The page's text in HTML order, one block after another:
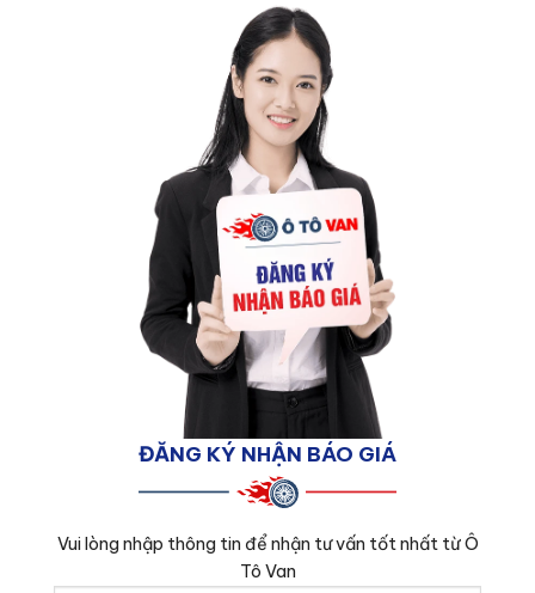
ĐĂNG KÝ NHẬN BÁO GIÁ
Vui lòng nhập thông tin để nhận tư vấn tốt nhất từ Ô
Tô Van